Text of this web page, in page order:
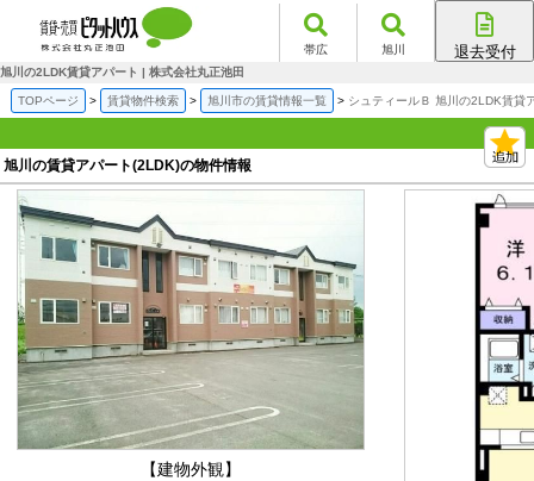
帯広 旭川 退去受付
旭川の2LDK賃貸アパート | 株式会社丸正池田
TOPページ 賃貸物件検索 旭川市の賃貸情報一覧 シュティールＢ 旭川の2LDK賃貸
旭川の賃貸アパート(2LDK)の物件情報
【建物外観】